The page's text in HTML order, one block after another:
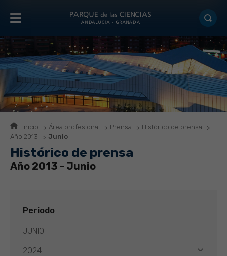
Inicio Área profesional Prensa
Histórico de prensa
Año 2013
Junio
Histórico de prensa
Año 2013 - Junio
Periodo
JUNIO
2024